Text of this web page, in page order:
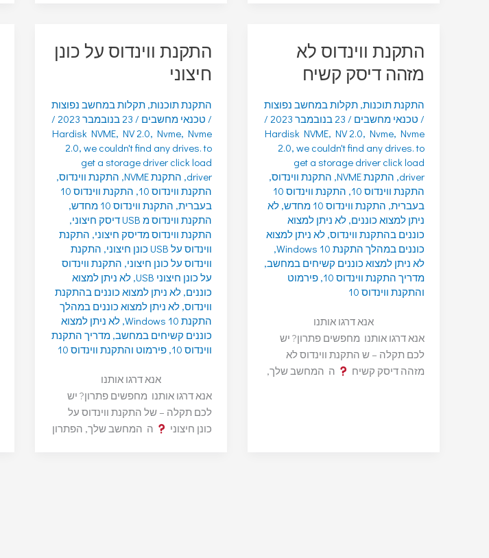
התקנת ווינדוס לא
מזהה דיסק קשיח
התקנת תוכנות,תקלות במחשב נפוצות
/ טכנאי מחשבים / 23 בנובמבר 2023
/
Hardisk NVME, NV 2.0, Nvme, Nvme
2.0, we couldn't find any drives. to
get a storage driver click load
driver
, התקנת NVME , התקנת ווינדוס,
התקנת ווינדוס 10
,
התקנת ווינדוס 10
בעברית, התקנת ווינדוס 10 מחדש ,לא
ניתן למצוא כוננים,לא ניתן למצוא
כוננים בהתקנת ווינדוס,לא ניתן למצוא
כוננים במהלך התקנת Windows 10
,
לא ניתן למצוא כוננים קשיחים במחשב,
מדריך התקנת ווינדוס 10
,פירמוט
והתקנת ווינדוס 10
אנא דרגו אותנו
אנא דרגו אותנו מחפשים פתרון? יש
לכם תקלה – ש התקנת ווינדוס לא
מזהה דיסק קשיח
ה המחשב שלך,
התקנת ווינדוס על כונן
חיצוני
התקנת תוכנות,תקלות במחשב נפוצות
/ טכנאי מחשבים / 23 בנובמבר 2023
/
Hardisk NVME, NV 2.0, Nvme, Nvme
2.0, we couldn't find any drives. to
get a storage driver click load
driver
, התקנת NVME , התקנת ווינדוס,
התקנת ווינדוס 10
,
התקנת ווינדוס 10
בעברית, התקנת ווינדוס 10 מחדש
,
התקנת ווינדוס מ USB דיסק חיצוני
,
התקנת ווינדוס מדיסק חיצוני, התקנת
ווינדוס על USB כונן חיצוני
, התקנת
ווינדוס על כונן חיצוני, התקנת ווינדוס
על כונן חיצוני USB
,לא ניתן למצוא
כוננים,לא ניתן למצוא כוננים בהתקנת
ווינדוס,לא ניתן למצוא כוננים במהלך
התקנת Windows 10
,לא ניתן למצוא
כוננים קשיחים במחשב,מדריך התקנת
ווינדוס 10
,פירמוט והתקנת ווינדוס 10
אנא דרגו אותנו
אנא דרגו אותנו מחפשים פתרון? יש
לכם תקלה – של התקנת ווינדוס על
כונן חיצוני
ה המחשב שלך, הפתרון